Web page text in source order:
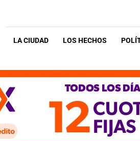
LA CIUDAD LOS HECHOS